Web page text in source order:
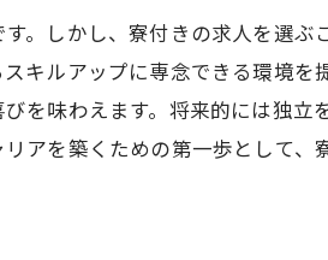
しさとやりがい
ことで視野が広がる
醐味とスキルアップのステップ
働きやすさ
。しかし、寮付きの求人を選
キルアップに専念できる環境
を味わえます。将来的には独
を築くための第一歩として、